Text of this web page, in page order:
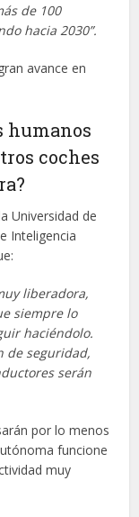
de 100
hacia 2030”.
avance en
humanos
coches
Universidad de
Inteligencia
liberadora,
siempre lo
haciéndolo.
de seguridad,
serán
por lo menos
funcione
muy